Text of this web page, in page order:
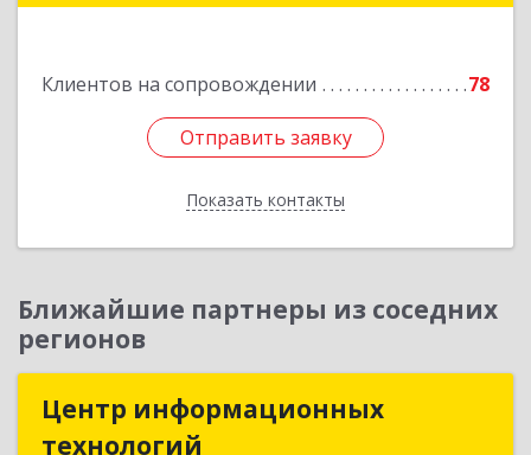
Клиентов на сопровождении 78
Отправить заявку
Показать контакты
Отправить заявку
Назад
Ближайшие партнеры из соседних
регионов
Центр информационных
технологий
Центр информационных